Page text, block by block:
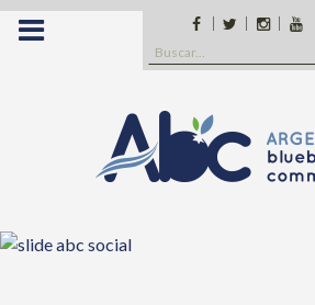
Saltar
FacebookTwitter
Buscar: